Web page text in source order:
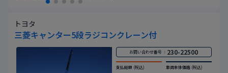
トヨタ
三菱キャンター5段ラジコンクレーン付
お問い合わせ番号 ： 230-22500
支払総額 (税込) 車両本体価格 (税込)